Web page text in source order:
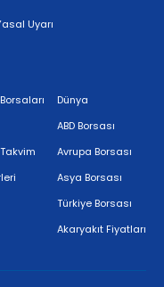
Uyarı
Dünya
ABD Borsası
Avrupa Borsası
Asya Borsası
Türkiye Borsası
Akaryakıt Fiyatları